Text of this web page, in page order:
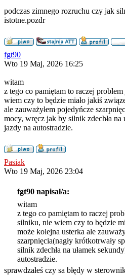
podczas zimnego rozruchu czy jak
istotne.pozdr
fgt90
Wto 19 Maj, 2026 16:25
witam
z tego co pamiętam to raczej
wiem czy to będzie miało jakiś
ale zauważyłem pojedyńcze
mocy, wręcz jak by silnik zdechła na
jazdy na autostradzie.
Pasiak
Wto 19 Maj, 2026 23:04
fgt90 napisał/a:
witam
z tego co pamiętam to raczej
silniku, nie wiem czy to będzie
może kolejna usterka ale
szarpnięcia(nagły krótkotrwały
silnik zdechła na ułamek
autostradzie.
sprawdzałeś czy sa błędy w